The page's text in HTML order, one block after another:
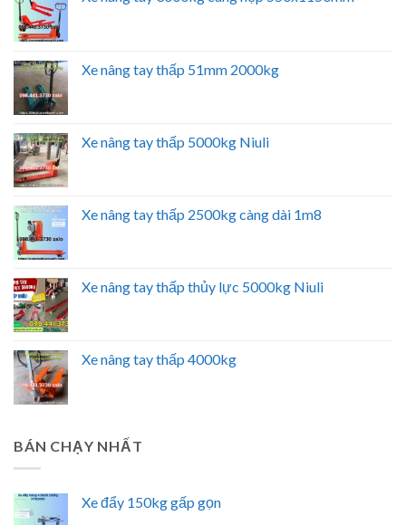
Xe nâng tay thấp 51mm 2000kg
Xe nâng tay thấp 5000kg Niuli
Xe nâng tay thấp 2500kg càng dài 1m8
Xe nâng tay thấp thủy lực 5000kg Niuli
Xe nâng tay thấp 4000kg
BÁN CHẠY NHẤT
Xe đẩy 150kg gấp gọn